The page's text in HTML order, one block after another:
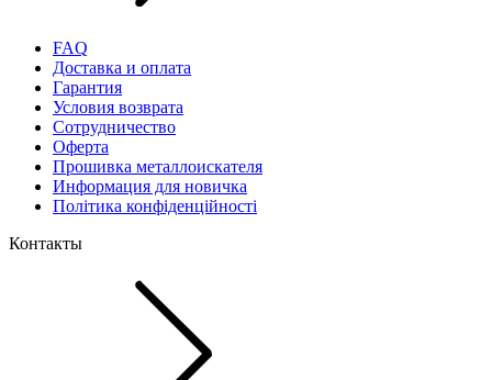
FAQ
Доставка и оплата
Гарантия
Условия возврата
Сотрудничество
Оферта
Прошивка металлоискателя
Информация для новичка
Політика конфіденційності
Контакты